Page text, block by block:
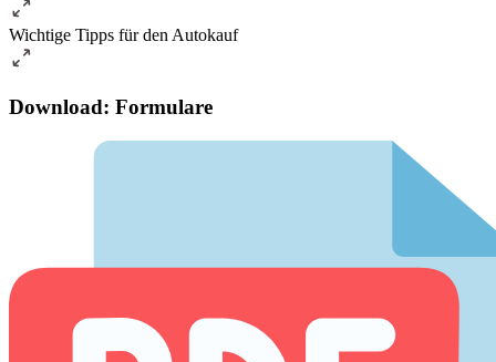
Wichtige Tipps für den Autokauf
Download: Formulare